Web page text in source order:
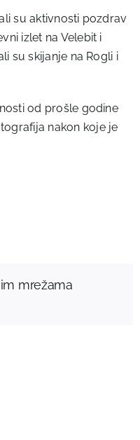
su aktivnosti pozdrav
izlet na Velebit i
su skijanje na Rogli i
od prošle godine
nakon koje je
mrežama